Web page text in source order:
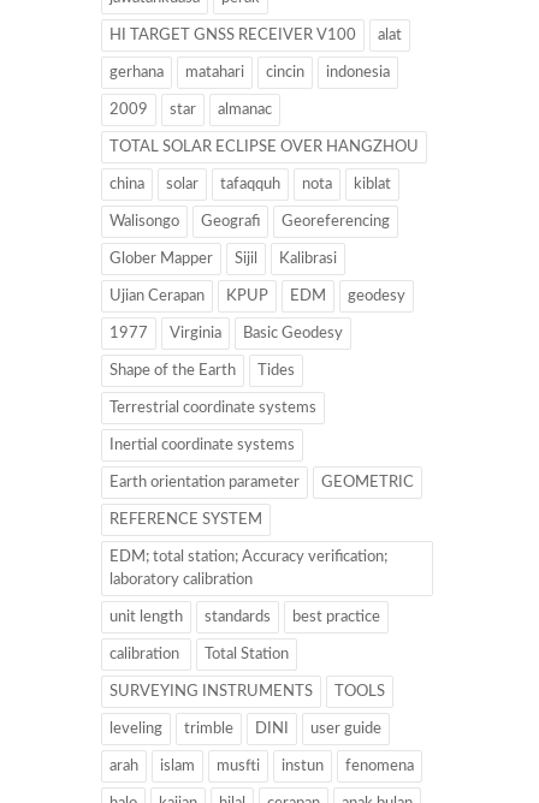
HI TARGET GNSS RECEIVER V100 alat
gerhana matahari cincin indonesia
2009 star almanac
TOTAL SOLAR ECLIPSE OVER HANGZHOU
china solar tafaqquh nota kiblat
Walisongo Geografi Georeferencing
Glober Mapper Sijil Kalibrasi
Ujian Cerapan KPUP EDM geodesy
1977 Virginia Basic Geodesy
Shape of the Earth Tides
Terrestrial coordinate systems
Inertial coordinate systems
Earth orientation parameter GEOMETRIC
REFERENCE SYSTEM
EDM; total station; Accuracy verification;
laboratory calibration
unit length standards best practice
calibration Total Station
SURVEYING INSTRUMENTS TOOLS
leveling trimble DINI user guide
arah islam musfti instun fenomena